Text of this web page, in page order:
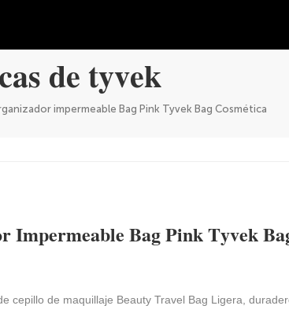
de tyvek
impermeable Bag Pink Tyvek Bag Cosmética
Impermeable Bag Pink Tyvek
cepillo de maquillaje Beauty Travel Bag Ligera,